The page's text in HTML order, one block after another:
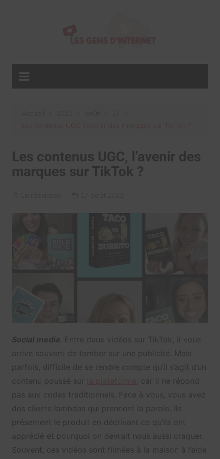
Les contenus UGC, l’avenir des
marques sur TikTok ?
Social media . Entre deux vidéos sur TikTok, il vous
arrive souvent de tomber sur une publicité. Mais
parfois, difficile de se rendre compte qu’il s’agit d’un
contenu poussé sur
, car il ne répond
pas aux codes traditionnels. Face à vous, vous avez
des clients lambdas qui prennent la parole. Ils
présentent le produit en décrivant ce qu’ils ont
apprécié et pourquoi on devrait nous aussi craquer.
Souvent, ces vidéos sont filmées à la maison à l’aide